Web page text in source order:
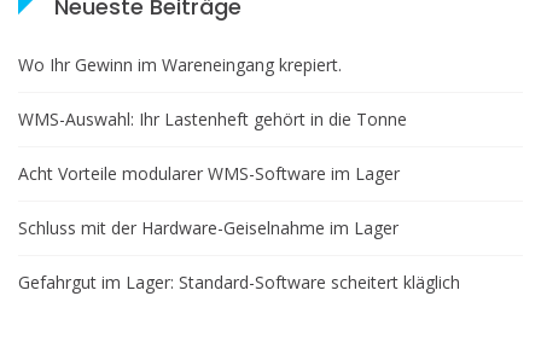
Neueste Beiträge
Wo Ihr Gewinn im Wareneingang krepiert.
WMS-Auswahl: Ihr Lastenheft gehört in die Tonne
Acht Vorteile modularer WMS-Software im Lager
Schluss mit der Hardware-Geiselnahme im Lager
Gefahrgut im Lager: Standard-Software scheitert kläglich